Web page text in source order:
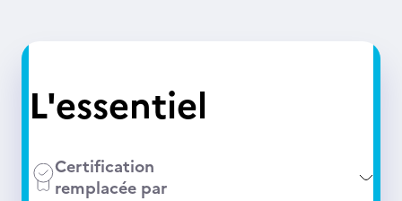
L'essentiel
Certification
remplacée par